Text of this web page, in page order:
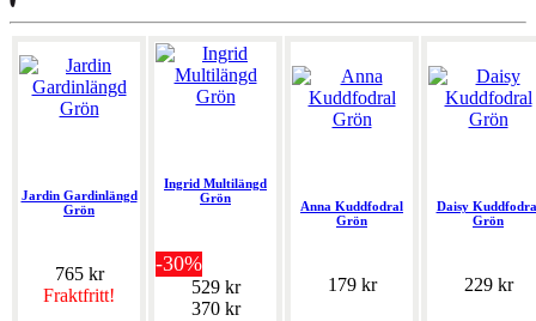
Jardin Gardinlängd
Grön
765 kr
Fraktfritt!
Ingrid Multilängd
Grön
-30%
529 kr
370 kr
Anna Kuddfodral
Grön
179 kr
Daisy
Grön
229 kr